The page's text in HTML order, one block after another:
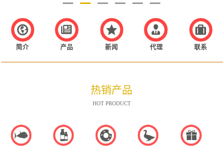
简介 产品 新闻 代理 联系
热销产品
HOT PRODUCT